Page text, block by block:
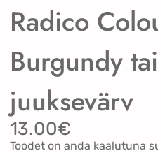
Radico
Burgundy
juuksevärv
13.00€
Toodet on anda kaalutuna